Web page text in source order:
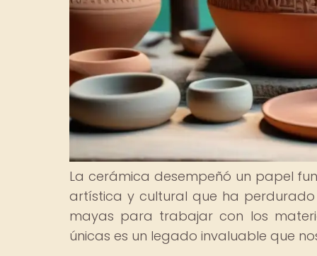
La cerámica desempeñó un papel
artística y cultural que ha
mayas para trabajar con los
únicas es un legado invaluable que